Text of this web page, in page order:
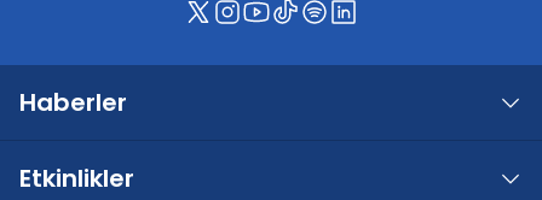
Haberler
Etkinlikler